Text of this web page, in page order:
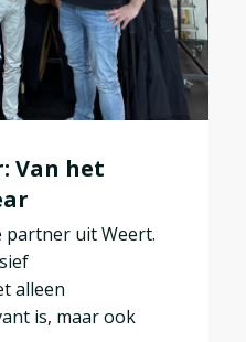
Van het
partner uit Weert.
alleen
is, maar ook